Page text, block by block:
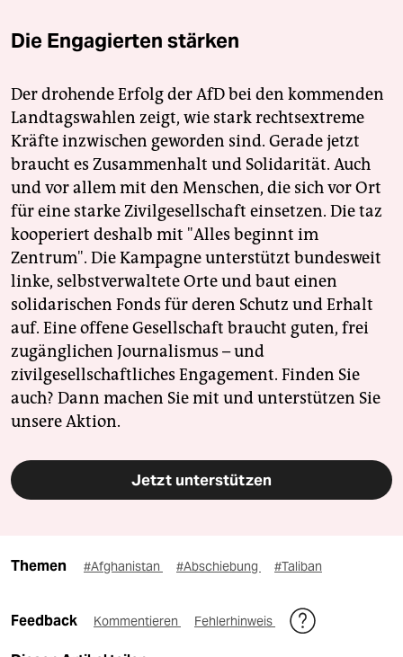
Die Engagierten stärken
Der drohende Erfolg der AfD bei den kommenden
Landtagswahlen zeigt, wie stark rechtsextreme
Kräfte inzwischen geworden sind. Gerade jetzt
braucht es Zusammenhalt und Solidarität. Auch
und vor allem mit den Menschen, die sich vor Ort
für eine starke Zivilgesellschaft einsetzen. Die taz
kooperiert deshalb mit "Alles beginnt im
Zentrum". Die Kampagne unterstützt bundesweit
linke, selbstverwaltete Orte und baut einen
solidarischen Fonds für deren Schutz und Erhalt
auf. Eine offene Gesellschaft braucht guten, frei
zugänglichen Journalismus – und
zivilgesellschaftliches Engagement. Finden Sie
auch? Dann machen Sie mit und unterstützen Sie
unsere Aktion.
Jetzt unterstützen
Themen #Afghanistan #Abschiebung #Taliban
Feedback Kommentieren Fehlerhinweis